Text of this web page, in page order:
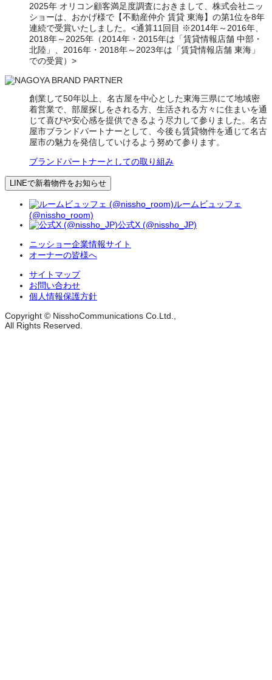
2025年 オリコン顧客満足度調査におきまして、株式会社ニッ
ショーは、おかげ様で【不動産仲介 賃貸 東海】の第1位を8年
連続で受賞いたしました。<通算11回目 ※2014年～2016年、
2018年～2025年（2014年・2015年は「賃貸情報店舗 中部・
北陸」、2016年・2018年～2023年は「賃貸情報店舗 東海」
での受賞）>
創業して50年以上、名古屋を中心とした東海三県にて地域密
着営業で、部屋探しをされる方、生活される方々に住まいを通
じて喜びや安心感を提供できるよう尽力して参りました。名古
屋市ブランドパートナーとして、今後も賃貸物件を通じて名古
屋市の魅力を発信していけるよう努めて参ります。
ブランドパートナーとしての取り組み
LINEで新着物件をお知らせ
ルームビュッフェ
(@nissho_room)
公式X (@nissho_JP)
ニッショー企業情報サイト
オーナーの皆様へ
サイトマップ
お問い合わせ
個人情報保護方針
Copyright © NisshoCommunications Co.Ltd.,
All Rights Reserved.